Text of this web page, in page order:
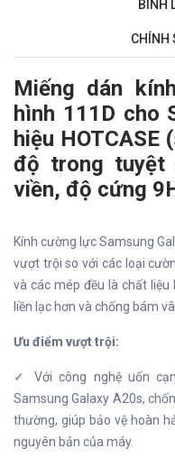
BÌNH
CHÍNH
Miếng dán
hình 111D cho
hiệu
độ trong tuyệt
viền, độ cứng
Kính cường lực Samsung
vượt trội so với các loại
và các mép đều là chất
liền lạc hơn và chống bám
Ưu điểm vượt trội:
✓ Với công nghệ uốn
Samsung Galaxy A20s,
thường, giúp bảo vệ hoàn
nguyên bản của máy.